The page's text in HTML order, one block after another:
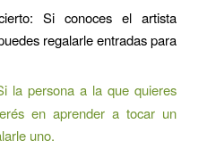
Si conoces el artista
regalarle entradas para
la persona a la que quieres
en aprender a tocar un
uno.